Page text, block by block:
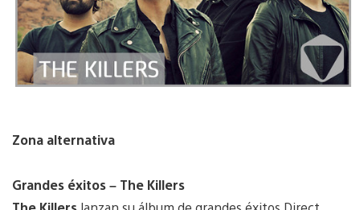
Zona alternativa
Grandes éxitos – The Killers